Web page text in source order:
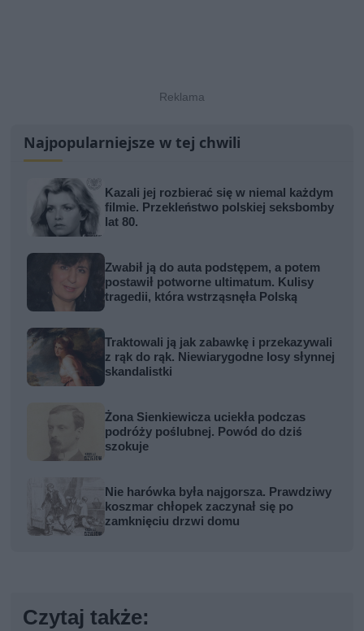
Najpopularniejsze w tej chwili
Kazali jej rozbierać się w niemal każdym
filmie. Przekleństwo polskiej seksbomby
lat 80.
Zwabił ją do auta podstępem, a potem
postawił potworne ultimatum. Kulisy
tragedii, która wstrząsnęła Polską
Traktowali ją jak zabawkę i przekazywali
z rąk do rąk. Niewiarygodne losy słynnej
skandalistki
Żona Sienkiewicza uciekła podczas
podróży poślubnej. Powód do dziś
szokuje
Nie harówka była najgorsza. Prawdziwy
koszmar chłopek zaczynał się po
zamknięciu drzwi domu
Czytaj także: